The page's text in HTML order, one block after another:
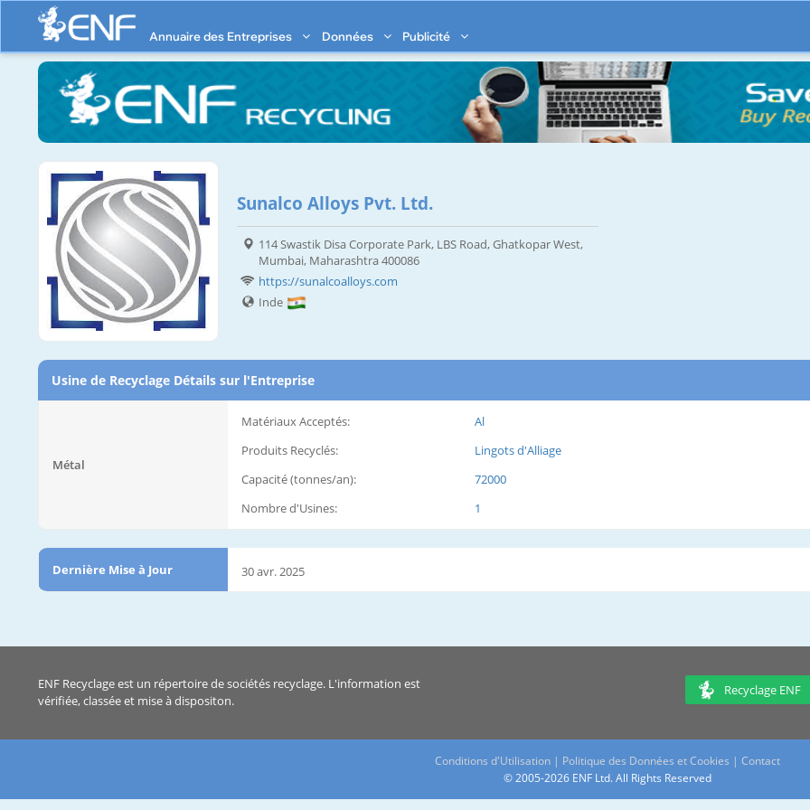
Annuaire des Entreprises Données Publicité
Sunalco Alloys Pvt. Ltd.
114 Swastik Disa Corporate Park, LBS Road, Ghatkopar West,
Mumbai, Maharashtra 400086
https://sunalcoalloys.com
Inde
Usine de Recyclage Détails sur l'Entreprise
Métal
Matériaux Acceptés:
Al
Produits Recyclés:
Lingots d'Alliage
Capacité (tonnes/an):
72000
Nombre d'Usines:
1
Dernière Mise à Jour 30 avr. 2025
ENF Recyclage est un répertoire de sociétés recyclage. L'information est
vérifiée, classée et mise à dispositon.
Recyclage ENF
Conditions d'Utilisation | Politique des Données et Cookies | Contact
© 2005-2026 ENF Ltd. All Rights Reserved